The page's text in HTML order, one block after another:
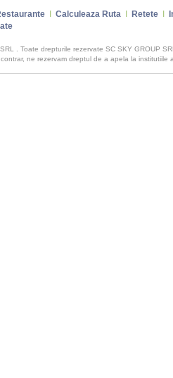
Calculeaza Ruta Retete
. Toate drepturile rezervate SC SKY GROUP
ne rezervam dreptul de a apela la institutiile